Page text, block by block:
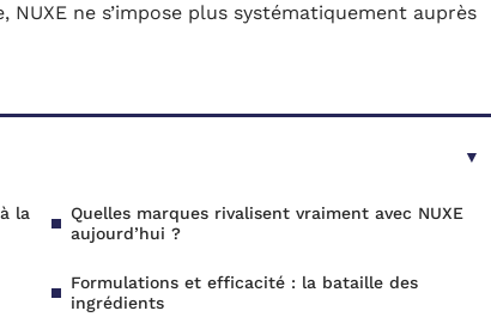
ne s’impose plus systématiquement auprès
la
Quelles marques rivalisent vraiment avec NUXE
aujourd’hui ?
Formulations et efficacité : la bataille des
ingrédients